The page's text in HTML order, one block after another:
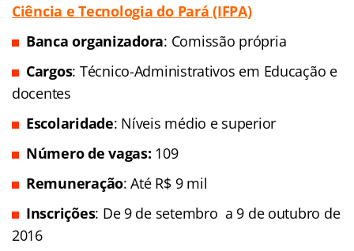
Ciência e Tecnologiado Pará (IFPA)
Banca organizadora: Comissão própria
Cargos: Técnico-Administrativos em Educação e
docentes
Escolaridade: Níveis médio e superior
Número de vagas: 109
Remuneração: Até R$ 9 mil
Inscrições: De 9 de setembro a 9 de outubro de
2016